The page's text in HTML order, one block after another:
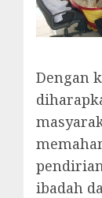
Dengan
ibadah